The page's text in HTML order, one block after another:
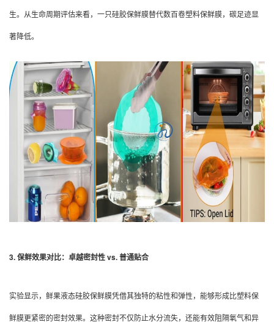
生。从生命周期评估来看，一只硅胶保鲜膜替代数百卷塑料保鲜膜，碳足迹显
著降低。
3. 保鲜效果对比：卓越密封性 vs. 普通贴合
实验显示，鲜果液态硅胶保鲜膜凭借其独特的粘性和弹性，能够形成比塑料保
鲜膜更紧密的密封效果。这种密封不仅防止水分流失，还能有效阻隔氧气和异